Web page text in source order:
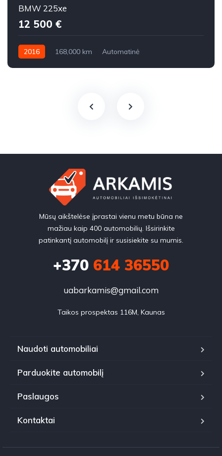
BMW 225xe
12 500 €
2016 168,000 km
Automatinė
Mūsų aikštelėse įprastai vienu metu būna ne
mažiau kaip 400 automobilių. Išsirinkite
patinkantį automobilį ir susisiekite su mumis.
+370 614 36550
uabarkamis@gmail.com
Taikos prospektas 116M, Kaunas
Naudoti automobiliai
Parduokite automobilį
Paslaugos
Kontaktai